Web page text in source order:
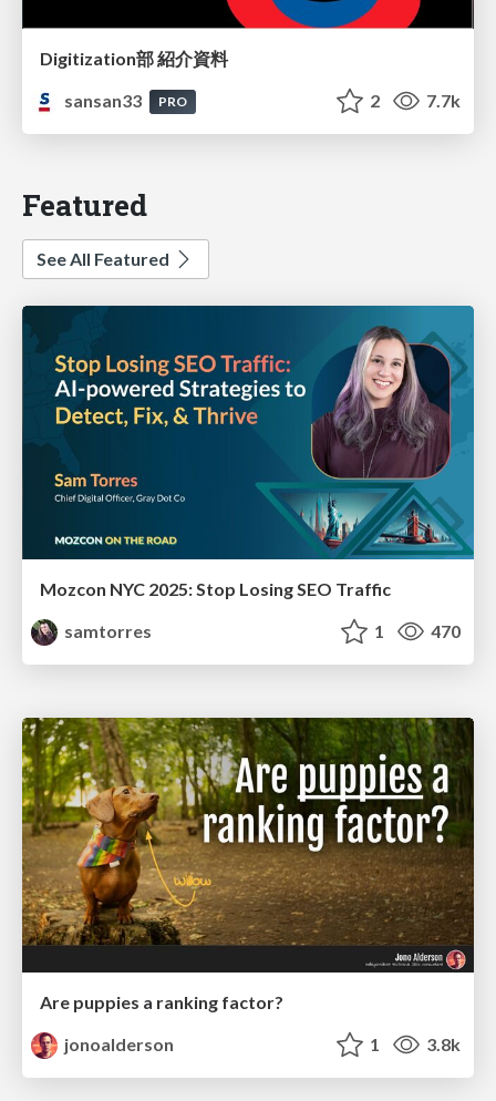
Digitization部 紹介資料
sansan33
PRO 2 7.7k
Featured
See All Featured
Mozcon NYC 2025: Stop Losing SEO Traffic
samtorres
1 470
Are puppies a ranking factor?
jonoalderson
1 3.8k